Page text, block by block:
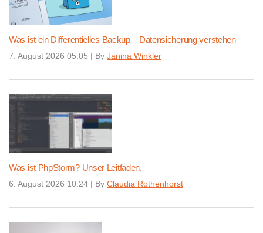
Was ist ein Differentielles Backup – Datensicherung verstehen
7. August 2026 05:05 | By Janina Winkler
Was ist PhpStorm? Unser Leitfaden.
6. August 2026 10:24 | By Claudia Rothenhorst